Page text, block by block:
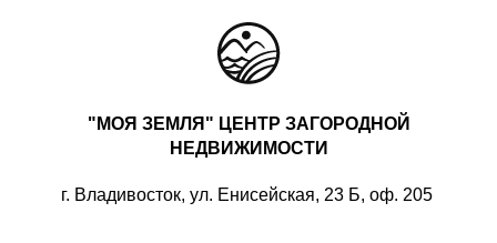
"МОЯ ЗЕМЛЯ" ЦЕНТР ЗАГОРОДНОЙ
НЕДВИЖИМОСТИ
г. Владивосток, ул. Енисейская, 23 Б, оф. 205